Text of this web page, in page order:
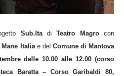
Sub.ItadiTeatro Magrocon
Italiae del Comune di Mantova
dalle 10.00 alle 12.00 (corso
Baratta – Corso Garibaldi 80,